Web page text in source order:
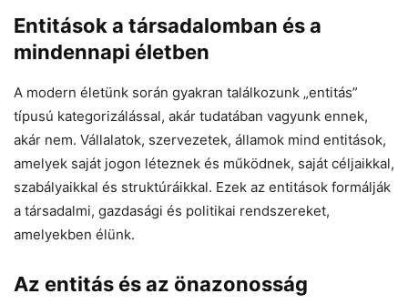
Entitások a társadalomban és a
mindennapi életben
A modern életünk során gyakran találkozunk „entitás”
típusú kategorizálással, akár tudatában vagyunk ennek,
akár nem. Vállalatok, szervezetek, államok mind entitások,
amelyek saját jogon léteznek és működnek, saját céljaikkal,
szabályaikkal és struktúráikkal. Ezek az entitások formálják
a társadalmi, gazdasági és politikai rendszereket,
amelyekben élünk.
Az entitás és az önazonosság